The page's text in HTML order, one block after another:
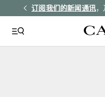
订阅我们的新闻通讯